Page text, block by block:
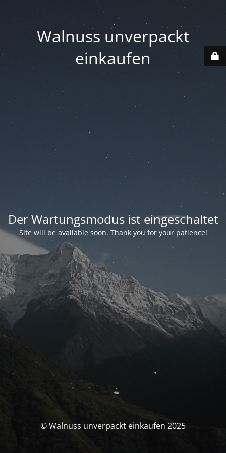
Walnuss unverpackt
einkaufen
Der Wartungsmodus ist eingeschaltet
Site will be available soon. Thank you for your patience!
© Walnuss unverpackt einkaufen 2025